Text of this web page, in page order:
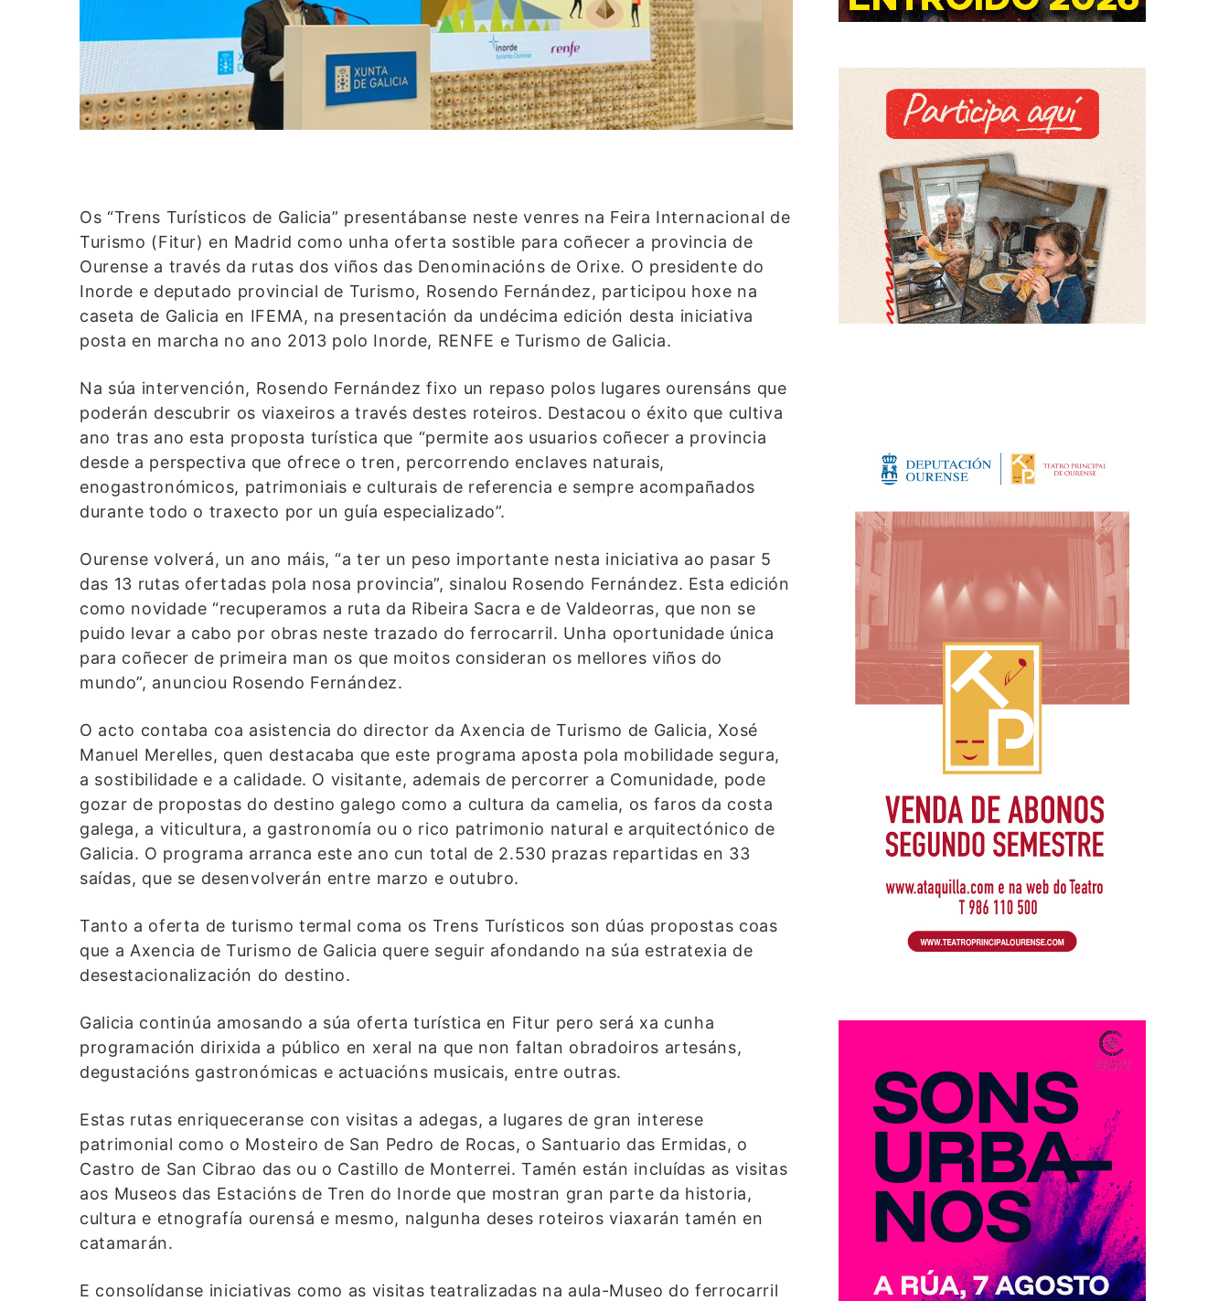
Os “Trens Turísticos de Galicia” presentábanse neste venres na Feira Internacional de
Turismo (Fitur) en Madrid como unha oferta sostible para coñecer a provincia de
Ourense a través da rutas dos viños das Denominacións de Orixe. O presidente do
Inorde e deputado provincial de Turismo, Rosendo Fernández, participou hoxe na
caseta de Galicia en IFEMA, na presentación da undécima edición desta iniciativa
posta en marcha no ano 2013 polo Inorde, RENFE e Turismo de Galicia.
Na súa intervención, Rosendo Fernández fixo un repaso polos lugares ourensáns que
poderán descubrir os viaxeiros a través destes roteiros. Destacou o éxito que cultiva
ano tras ano esta proposta turística que “permite aos usuarios coñecer a provincia
desde a perspectiva que ofrece o tren, percorrendo enclaves naturais,
enogastronómicos, patrimoniais e culturais de referencia e sempre acompañados
durante todo o traxecto por un guía especializado”.
Ourense volverá, un ano máis, “a ter un peso importante nesta iniciativa ao pasar 5
das 13 rutas ofertadas pola nosa provincia”, sinalou Rosendo Fernández. Esta edición
como novidade “recuperamos a ruta da Ribeira Sacra e de Valdeorras, que non se
puido levar a cabo por obras neste trazado do ferrocarril. Unha oportunidade única
para coñecer de primeira man os que moitos consideran os mellores viños do
mundo”, anunciou Rosendo Fernández.
O acto contaba coa asistencia do director da Axencia de Turismo de Galicia, Xosé
Manuel Merelles, quen destacaba que este programa aposta pola mobilidade segura,
a sostibilidade e a calidade. O visitante, ademais de percorrer a Comunidade, pode
gozar de propostas do destino galego como a cultura da camelia, os faros da costa
galega, a viticultura, a gastronomía ou o rico patrimonio natural e arquitectónico de
Galicia. O programa arranca este ano cun total de 2.530 prazas repartidas en 33
saídas, que se desenvolverán entre marzo e outubro.
Tanto a oferta de turismo termal coma os Trens Turísticos son dúas propostas coas
que a Axencia de Turismo de Galicia quere seguir afondando na súa estratexia de
desestacionalización do destino.
Galicia continúa amosando a súa oferta turística en Fitur pero será xa cunha
programación dirixida a público en xeral na que non faltan obradoiros artesáns,
degustacións gastronómicas e actuacións musicais, entre outras.
Estas rutas enriqueceranse con visitas a adegas, a lugares de gran interese
patrimonial como o Mosteiro de San Pedro de Rocas, o Santuario das Ermidas, o
Castro de San Cibrao das ou o Castillo de Monterrei. Tamén están incluídas as visitas
aos Museos das Estacións de Tren do Inorde que mostran gran parte da historia,
cultura e etnografía ourensá e mesmo, nalgunha deses roteiros viaxarán tamén en
catamarán.
E consolídanse iniciativas como as visitas teatralizadas na aula-Museo do ferrocarril